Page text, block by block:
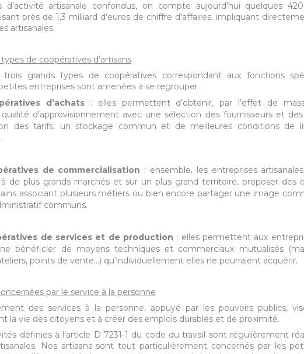
d'activité artisanale confondus, on compte aujourd’hui quelques
près de 1,3 milliard d’euros de chiffre d'affaires, impliquant
artisanales.
de coopératives d’artisans
grands types de coopératives correspondant aux fonctions
entreprises sont amenées à se regrouper :
d’achats: elles permettent d’obtenir, par l’effet de
d’approvisionnement avec une sélection des fournisseurs et
des tarifs, un stockage commun et de meilleures conditions de
de commercialisation : ensemble, les entreprises
de plus grands marchés et sur un plus grand territoire, proposer des
associant plusieurs métiers ou bien encore partager une image
communs.
de services et de production : elles permettent aux
bénéficier de moyens techniques et commerciaux mutualisés
points de vente…) qu’individuellement elles ne pourraient acquérir.
par le service à la personne
des services à la personne, appuyé par les pouvoirs publics,
la vie des citoyens et à créer des emplois durables et de proximité.
définies à l’article D 7231-1 du code du travail sont régulièrement
Nos artisans sont tout particulièrement concernés par les